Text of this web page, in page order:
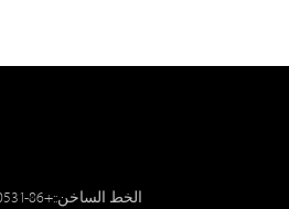
الخط الساخن::+86-0531-58056101